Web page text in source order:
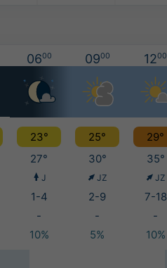
0600 0900 1200
23° 25° 29°
27° 30° 35°
J JZ JZ
1-4 2-9 7-18
- - -
10% 5% 10%